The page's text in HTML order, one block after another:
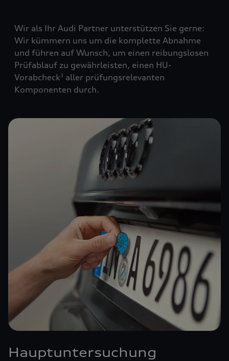
Wir als Ihr Audi Partner unterstützen Sie gerne:
Wir kümmern uns um die komplette Abnahme
und führen auf Wunsch, um einen reibungslosen
Prüfablauf zu gewährleisten, einen HU-
Vorabcheck3 aller prüfungsrelevanten
Komponenten durch.
Hauptuntersuchung